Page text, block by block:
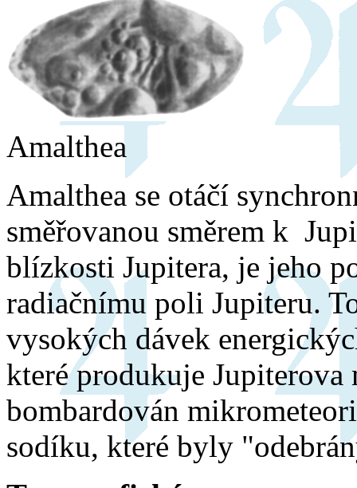
Amalthea
Amalthea se otáčí
směřovanou směrem k
blízkosti Jupitera, je jeho
radiačnímu poli Jupiteru.
vysokých dávek
které produkuje Jupiterova
bombardován
sodíku, které byly